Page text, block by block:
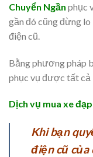
Chuyển Ngần phục
gần đó cũng đừng lo
điện cũ.
Bằng phương pháp
phục vụ được tất cả
Dịch vụ mua xe
Khi bạn
điện cũ của